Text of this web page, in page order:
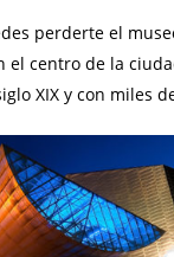
perderte el
el centro de la
XIX y con miles